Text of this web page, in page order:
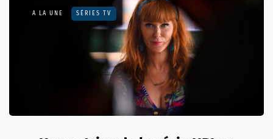
A LA UNE SÉRIES TV